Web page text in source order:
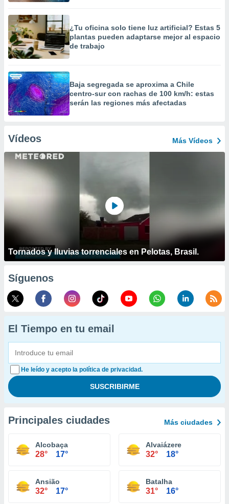
¿Tu oficina solo tiene luz artificial? Estas 5
plantas pueden adaptarse mejor al espacio
de trabajo
Baja segregada se aproxima a Chile
centro-sur con rachas de 100 km/h: estas
serán las regiones más afectadas
Vídeos Más Vídeos
Tornados y lluvias torrenciales en Pelotas, Brasil.
Síguenos
El Tiempo en tu email
He leído y acepto la política de privacidad.
Principales ciudades Más ciudades
Alcobaça
28° 17°
Alvaiázere
32° 18°
Ansião
32° 17°
Batalha
31° 16°